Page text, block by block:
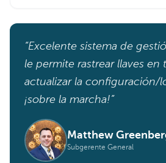
“Excelente sistema de
le permite rastrear llaves en
actualizar la configuración/
¡sobre la marcha!”
Matthew
Subgerente General